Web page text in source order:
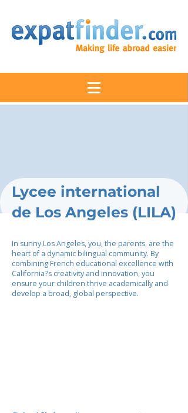
Lycee international
de Los Angeles (LILA)
In sunny Los Angeles, you, the parents, are the
heart of a dynamic bilingual community. By
combining French educational excellence with
California?s creativity and innovation, you
ensure your children thrive academically and
develop a broad, global perspective.